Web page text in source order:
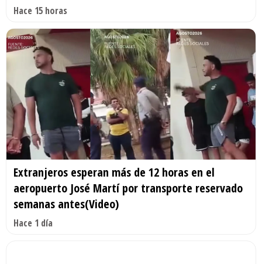
Hace 15 horas
Extranjeros esperan más de 12 horas en el
aeropuerto José Martí por transporte reservado
semanas antes(Video)
Hace 1 día